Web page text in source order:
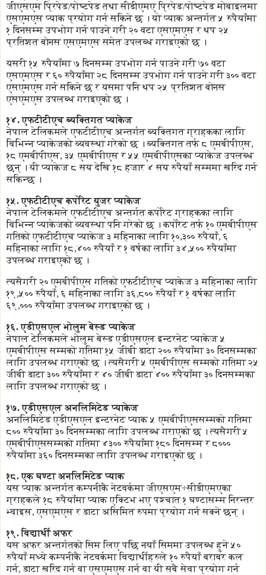
जीएसएम प्रिपेड/पोष्टपेड तथा सीडीएमए प्रिपेड/पोष्टपेड मोबाइलमा
एसएमएस प्याक प्रयोग गर्न सकिने छ । यो प्याक अन्तर्गत ५ रुपैयाँमा
१ दिनसम्म उपभोग गर्न पाउने गरी २० वटा एसएमएस र थप २५
प्रतिशत बोनस एसएमएस समेत उपलब्ध गराइएको छ ।
यसरी १५ रुपैयाँमा ७ दिनसम्म उपभोग गर्न पाउने गरी ७० वटा
एसएमएस र ६० रुपैयाँमा २८ दिनसम्म उपभोग गर्न पाउने गरी ३०० वटा
एसएमएस गर्न सकिने छ र यसमा पनि थप २५ प्रतिशत बोनस
एसएमएस उपलब्ध गराइएको छ ।
१४. एफटीटीएच ब्यक्तिगत प्याकेज
नेपाल टेलिकमले एफटीटीएच अन्तर्गत ब्यक्तिगत ग्राहकका लागि
विभिन्न प्याकेजको व्यवस्था गरेको छ । ब्यक्तिगत तर्फ ८ एमबीपीएस,
१८ एमबीपीएस, ३५ एमबीपीएस र ५५ एमबीपीएसका प्याकेज उपलब्ध
छन् । यी प्याकेज ८ सय देखि १८ हजार ४ सय रुपैयाँ सम्ममा खरिद गर्न
सकिन्छ ।
१५. एफटीटीएच कर्पोरेट युजर प्याकेज
नेपाल टेलिकमले एफटीटीएच अन्तर्गत कर्पोरेट ग्राहकका लागि
विभिन्न प्याकेजको व्यवस्था पनि गरेको छ । कर्पोरेट तर्फ १० एमबीपीएस
गतिको एफटीटीएच प्याकेज ३ महिनाका लागि १०,३०० रुपैयाँ, ६
महिनाका लागि १८,४०० रुपैयाँ र १ वर्षका लागि ३४,५०० रुपैयाँमा
उपलब्ध गराइएको छ ।
त्यसैगरी २० एमबीपीएस गतिको एफटीटीएच प्याकेज ३ महिनाका लागि
१९,५०० रुपैयाँ, ६ महिनाका लागि ३६,८०० रुपैयाँ र १ वर्षका लागि
६९,००० रुपैयाँमा उपलब्ध गराइएको छ ।
१६. एडीएसएल भोलुम बेस्ड प्याकेज
नेपाल टेलिकमले भोलुम बेस्ड एडीएसएल इन्टरनेट प्याकेज ५
एमबीपीएस सम्मको गतिमा १५ जीबी डाटा २०० रुपैयाँमा ३० दिनसम्मका
लागि उपलब्ध गराएको छ । त्यसैगरी ५ एमबीपीएस सम्मको गतिमा २५
जीबी डाटा ३०० रुपैयाँमा र ४० जीबी डाटा ४०० रुपैयाँमा ३० दिनसम्मका
लागि उपलब्ध गराएको छ ।
१७. एडीएसएल अनलिमिटेड प्याकेज
अनलिमिटेड एडीएसएल इन्टरनेट प्याक ५ एमबीपीएससम्मको गतिमा
८०० रुपैयाँमा ३० दिनसम्मका लागि उपलब्ध गराएको छ । त्यसैगरी ५
एमबीपीएससम्मको गतिमा ४३०० रुपैयाँमा १८० दिनसम्म र ८०००
रुपैयाँमा ३६० दिनसम्मका लागि उपलब्ध गराइएको छ ।
१८. एक घण्टा अनलिमिटेड प्याक
यस प्याक अन्तर्गत कम्पनीकै नेटवर्कमा जीएसएम÷सीडीएमएका
ग्राहकले १८ रुपैयाँमा प्याक एक्टिभ भए पश्चात १ घण्टासम्म निरन्तर
भ्वाइस, एसएमएस र डाटा असिमित रुपमा प्रयोग गर्न सक्ने छन् ।
१९. विद्यार्थी अफर
यस अफर अन्तर्गतको सिम लिए पछि नयाँ सिममा उपलब्ध हुने ५०
रुपैयाँ मध्ये कम्पनीकै नेटवर्कमा विद्यार्थीहरुले १० रुपैयाँ बराबर कल
गर्न, डाटा खरिद गर्न वा एसएमएस गर्न वा यी सबै सेवा प्रयोग गर्न